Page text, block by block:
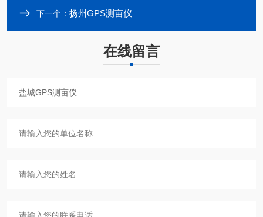
下一个： 扬州GPS测亩仪
在线留言